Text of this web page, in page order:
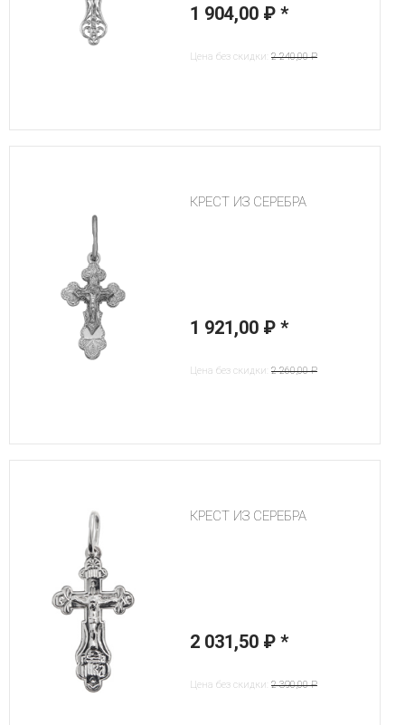
1 904,00 ₽*
Цена без скидки: 2 240,00 ₽
КРЕСТ ИЗ СЕРЕБРА
1 921,00 ₽*
Цена без скидки: 2 260,00 ₽
КРЕСТ ИЗ СЕРЕБРА
2 031,50 ₽*
Цена без скидки: 2 390,00 ₽